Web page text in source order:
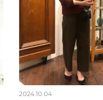
2024.10.04